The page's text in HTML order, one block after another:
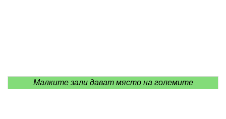
Малките зали дават място на големите